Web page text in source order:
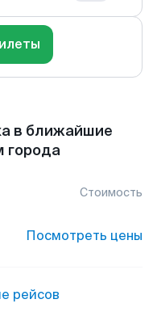
в ближайшие
города
Стоимость
Посмотреть цены
рейсов